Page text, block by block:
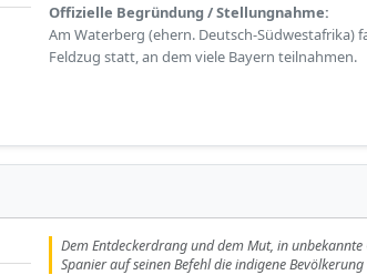
Offizielle Begründung / Stellungnahme:
Am Waterberg (ehern. Deutsch-Südwestafrika)
Feldzug statt, an dem viele Bayern teilnahmen.
Dem Entdeckerdrang und dem Mut, in
Spanier auf seinen Befehl die indigene